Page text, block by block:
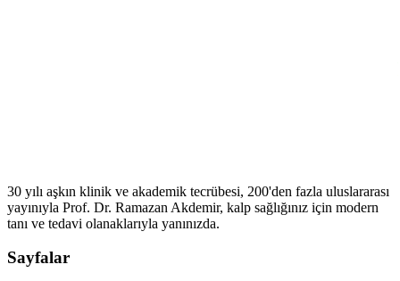
30 yılı aşkın klinik ve akademik tecrübesi, 200'den fazla uluslararası
yayınıyla Prof. Dr. Ramazan Akdemir, kalp sağlığınız için modern
tanı ve tedavi olanaklarıyla yanınızda.
Sayfalar